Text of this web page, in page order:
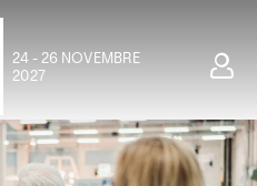
24 - 26 NOVEMBRE
2027